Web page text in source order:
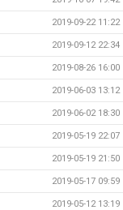
2019-09-22 11:22
2019-09-12 22:34
2019-08-26 16:00
2019-06-03 13:12
2019-06-02 18:30
2019-05-19 22:07
2019-05-19 21:50
2019-05-17 09:59
2019-05-12 13:19